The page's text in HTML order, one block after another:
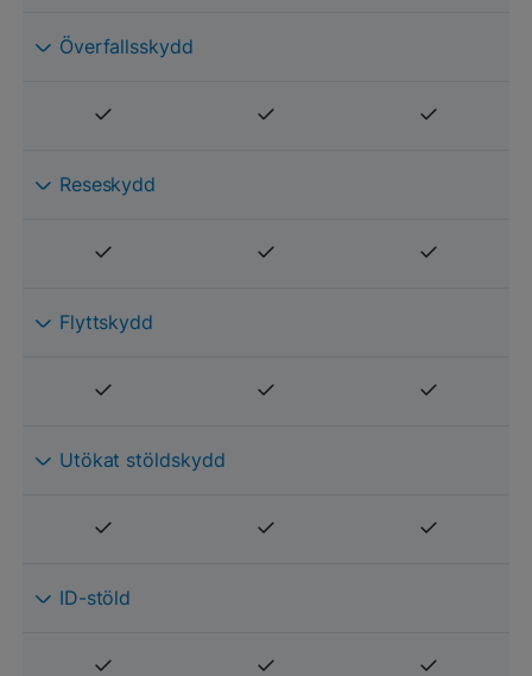
Överfallsskydd
Reseskydd
Flyttskydd
Utökat stöldskydd
ID-stöld